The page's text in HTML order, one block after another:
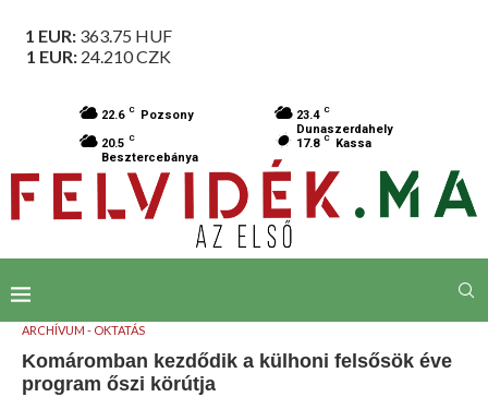
1 EUR: 363.75 HUF
1 EUR: 24.210CZK
22.6 C Pozsony 23.4 C
Dunaszerdahely
20.5 C
Besztercebánya
17.8 C Kassa
ARCHÍVUM - OKTATÁS
Komáromban kezdődik a külhoni felsősök éve
program őszi körútja